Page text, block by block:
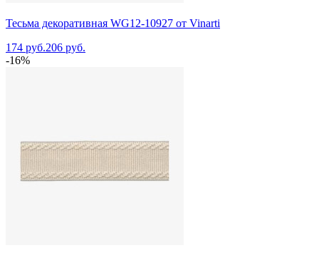
Тесьма декоративная WG12-10927 от Vinarti
174 руб.206 руб.
-16%